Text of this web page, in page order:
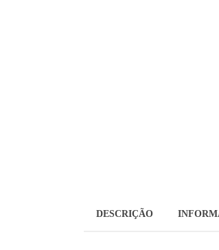
DESCRIÇÃO